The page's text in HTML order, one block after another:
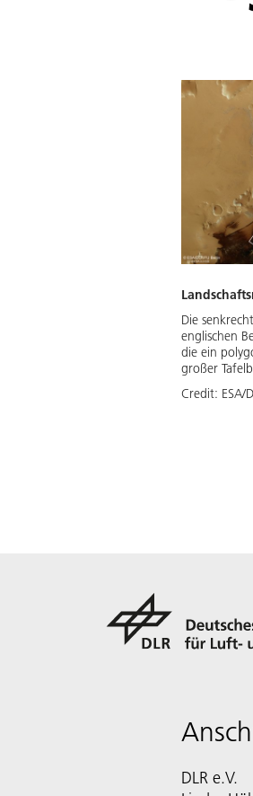
Die
englischen
die ein
großer
Credit: ESA/
DLR e.V.